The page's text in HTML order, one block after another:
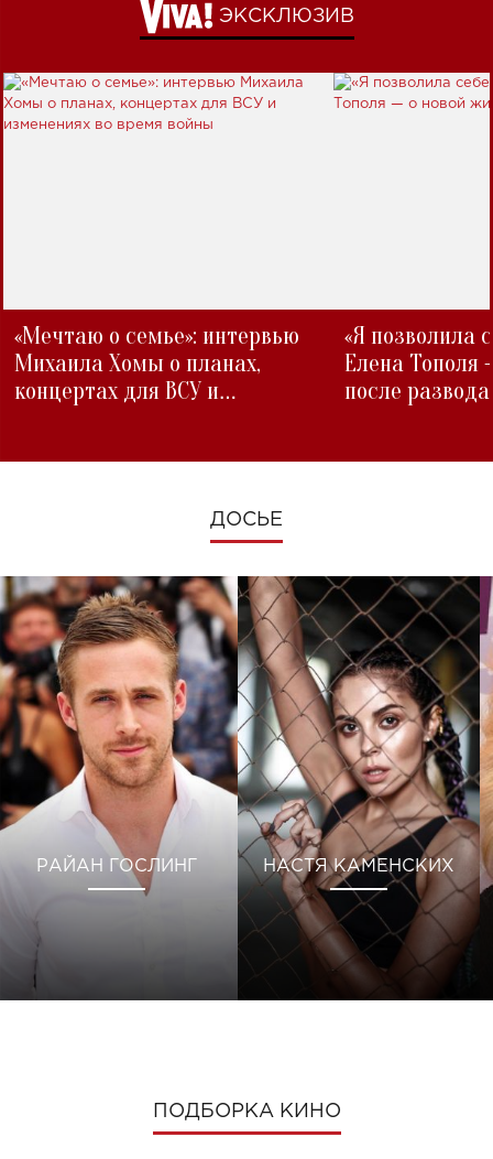
ЭКСКЛЮЗИВ
«Мечтаю о семье»: интервью
Михаила Хомы о планах,
концертах для ВСУ и
«Я позволила
Елена Тополя
после развода
ДОСЬЕ
РАЙАН ГОСЛИНГ НАСТЯ КАМЕНСКИХ
ПОДБОРКА КИНО